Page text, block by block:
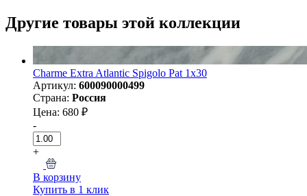
Другие товары этой коллекции
Charme Extra Atlantic Spigolo Pat 1x30
Артикул: 600090000499
Страна: Россия
Цена: 680 ₽
-
+
В корзину
Купить в 1 клик